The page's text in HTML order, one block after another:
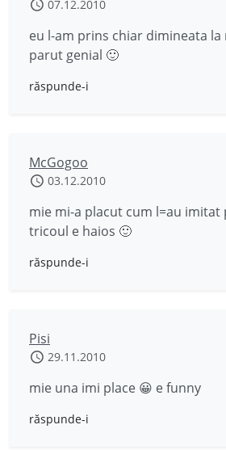
07.12.2010
eu l-am prins chiar dimineata la
parut genial 🙂
răspunde-i
McGogoo
03.12.2010
mie mi-a placut cum l=au imitat
tricoul e haios 🙂
răspunde-i
Pisi
29.11.2010
mie una imi place 😀 e funny
răspunde-i